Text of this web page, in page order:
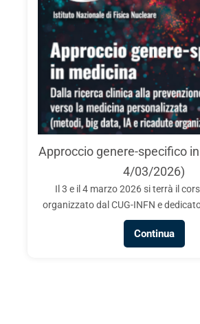
Approccio genere-specifico
4/03/2026)
Il 3 e il 4 marzo 2026 si terrà il
organizzato dal CUG-INFN e
Continua